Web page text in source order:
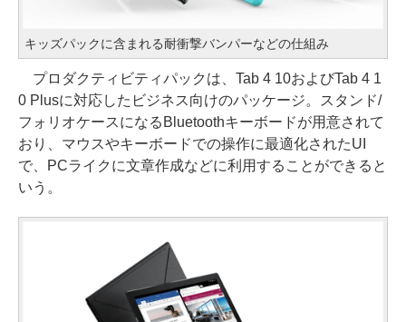
キッズパックに含まれる耐衝撃バンパーなどの仕組み
プロダクティビティパックは、Tab 4 10およびTab 4 1
0 Plusに対応したビジネス向けのパッケージ。スタンド/
フォリオケースになるBluetoothキーボードが用意されて
おり、マウスやキーボードでの操作に最適化されたUI
で、PCライクに文章作成などに利用することができると
いう。